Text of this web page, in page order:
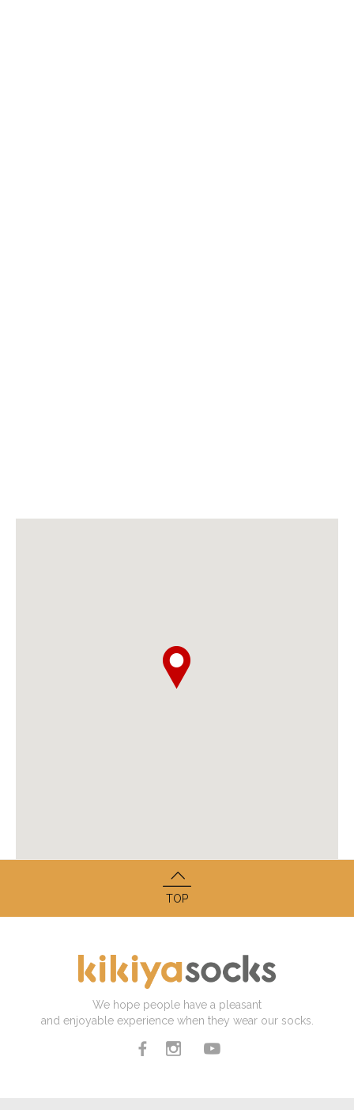
We hope people have a pleasant
and enjoyable experience when they wear our socks.
TOP